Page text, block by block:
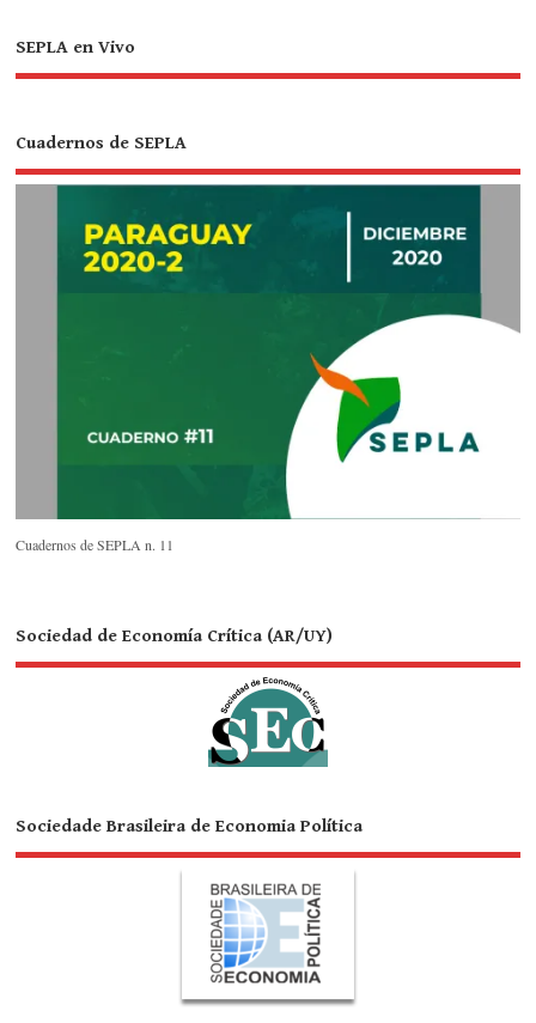
SEPLA en Vivo
Cuadernos de SEPLA
Cuadernos de SEPLA n. 11
Sociedad de Economía Crítica (AR/UY)
Sociedade Brasileira de Economia Política